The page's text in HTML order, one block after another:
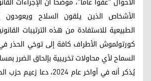
الأشخاص الذين يلقون السلاح ويعودون
الطبيعية للاستفادة من هذه الترتيبات
كورتولموش الأطراف كافة إلى توخي الحذر
السماح لأي محاولات تخريبية بإلحاق الضرر
يُذكر أنه في أواخر عام 2024،